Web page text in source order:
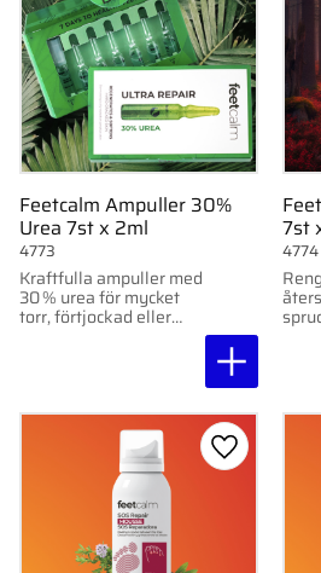
Feetcalm Ampuller 30%
Urea 7st x 2ml
Kraftfulla ampuller med
30 % urea för mycket
torr, förtjockad eller
4773
7st
4774
Lägg till i